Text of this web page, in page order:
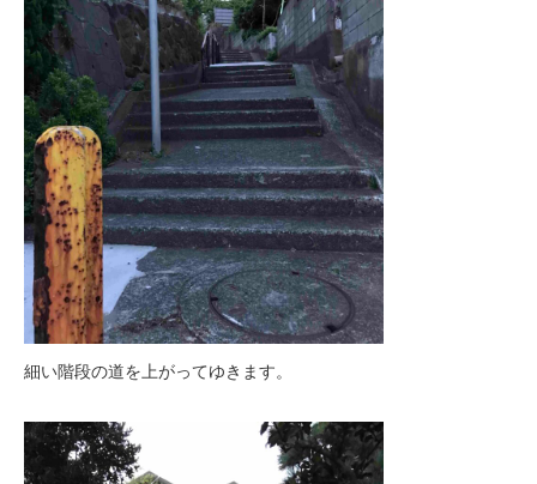
細い階段の道を上がってゆきます。